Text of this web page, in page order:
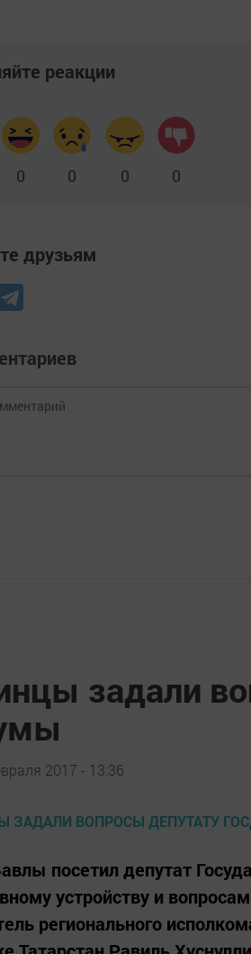
реакции
0 0 0 0
друзьям
задали
2017 - 13:36
посетил депутат
устройству и
регионального